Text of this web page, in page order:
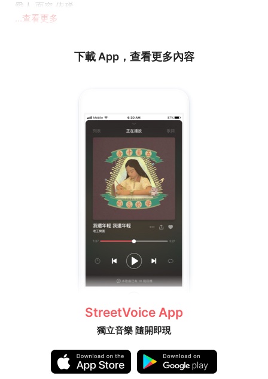
愛人 面容 依稀
...查看更多
下載 App，查看更多內容
StreetVoice App
獨立音樂 隨開即現